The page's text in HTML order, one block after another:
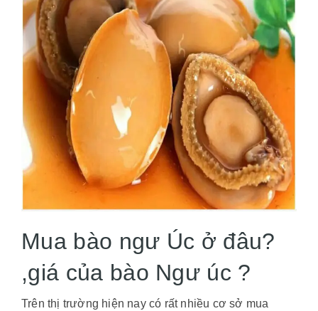
Mua bào ngư Úc ở đâu?
,giá của bào Ngư úc ?
Trên thị trường hiện nay có rất nhiều cơ sở mua